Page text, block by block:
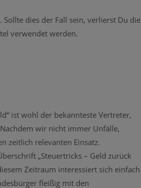
dies der Fall sein, verlierst Du die
verwendet werden.
ist wohl der bekannteste Vertreter,
wir nicht immer Unfälle,
zeitlich relevanten Einsatz.
„Steuertricks – Geld zurück
Zeitraum interessiert sich einfach
fleißig mit den